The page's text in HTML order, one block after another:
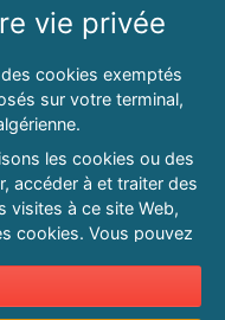
RESERVED
vie privée
cookies exemptés
sur votre terminal,
les cookies ou des
accéder à et traiter des
visites à ce site Web,
cookies. Vous pouvez
cliquant sur « Refuser